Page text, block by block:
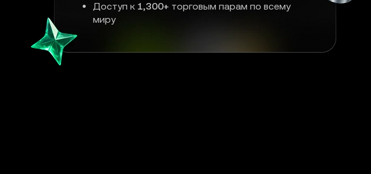
Доступ к 1,300+ торговым парам по всему
миру